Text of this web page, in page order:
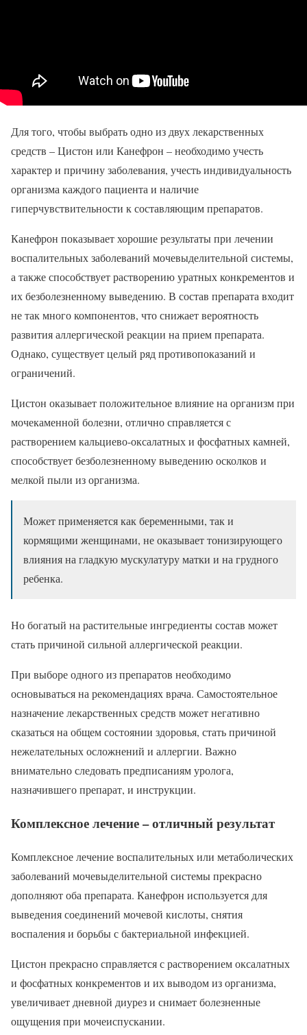
Для того, чтобы выбрать одно из двух лекарственных
средств – Цистон или Канефрон – необходимо учесть
характер и причину заболевания, учесть индивидуальность
организма каждого пациента и наличие
гиперчувствительности к составляющим препаратов.
Канефрон показывает хорошие результаты при лечении
воспалительных заболеваний мочевыделительной системы,
а также способствует растворению уратных конкрементов и
их безболезненному выведению. В состав препарата входит
не так много компонентов, что снижает вероятность
развития аллергической реакции на прием препарата.
Однако, существует целый ряд противопоказаний и
ограничений.
Цистон оказывает положительное влияние на организм при
мочекаменной болезни, отлично справляется с
растворением кальциево-оксалатных и фосфатных камней,
способствует безболезненному выведению осколков и
мелкой пыли из организма.
Может применяется как беременными, так и
кормящими женщинами, не оказывает тонизирующего
влияния на гладкую мускулатуру матки и на грудного
ребенка.
Но богатый на растительные ингредиенты состав может
стать причиной сильной аллергической реакции.
При выборе одного из препаратов необходимо
основываться на рекомендациях врача. Самостоятельное
назначение лекарственных средств может негативно
сказаться на общем состоянии здоровья, стать причиной
нежелательных осложнений и аллергии. Важно
внимательно следовать предписаниям уролога,
назначившего препарат, и инструкции.
Комплексное лечение – отличный результат
Комплексное лечение воспалительных или метаболических
заболеваний мочевыделительной системы прекрасно
дополняют оба препарата. Канефрон используется для
выведения соединений мочевой кислоты, снятия
воспаления и борьбы с бактериальной инфекцией.
Цистон прекрасно справляется с растворением оксалатных
и фосфатных конкрементов и их выводом из организма,
увеличивает дневной диурез и снимает болезненные
ощущения при мочеиспускании.